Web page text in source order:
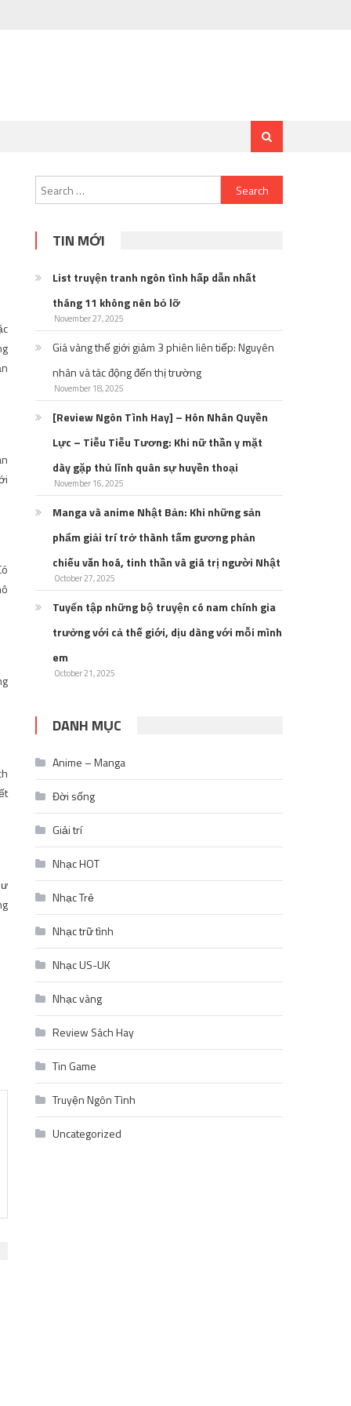
Search
for:
TIN MỚI
List truyện tranh ngôn tình hấp dẫn nhất
tháng 11 không nên bỏ lỡ
November 27, 2025
Giá vàng thế giới giảm 3 phiên liên tiếp: Nguyên
nhân và tác động đến thị trường
November 18, 2025
[Review Ngôn Tình Hay] – Hôn Nhân Quyền
Lực – Tiễu Tiễu Tương: Khi nữ thần y mặt
dày gặp thủ lĩnh quân sự huyền thoại
November 16, 2025
Manga và anime Nhật Bản: Khi những sản
phẩm giải trí trở thành tấm gương phản
chiếu văn hoá, tinh thần và giá trị người Nhật
October 27, 2025
Tuyển tập những bộ truyện có nam chính gia
trưởng với cả thế giới, dịu dàng với mỗi mình
em
October 21, 2025
DANH MỤC
Anime – Manga
Đời sống
Giải trí
Nhạc HOT
Nhạc Trẻ
Nhạc trữ tình
Nhạc US-UK
Nhạc vàng
Review Sách Hay
Tin Game
Truyện Ngôn Tình
Uncategorized